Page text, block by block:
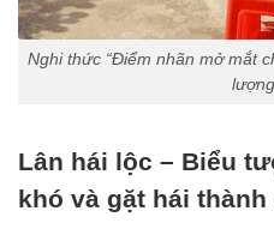
Nghi thức “Điểm nhãn mở mắt
Lân hái lộc – Biểu
khó và gặt hái thành